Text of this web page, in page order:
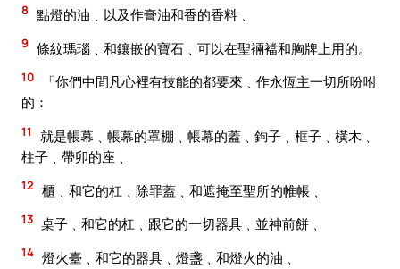
8 點燈的油﹑以及作膏油和香的香料﹑
9 條紋瑪瑙﹑和鑲嵌的寶石﹑可以在聖裲襠和胸牌上用的。
10
「你們中間凡心裡有技能的都要來﹑作永恆主一切所吩咐
的：
11
就是帳幕﹑帳幕的罩棚﹑帳幕的蓋﹑鉤子﹑框子﹑橫木﹑
柱子﹑帶卯的座﹑
12 櫃﹑和它的杠﹑除罪蓋﹑和遮掩至聖所的帷帳﹑
13 桌子﹑和它的杠﹑跟它的一切器具﹑並神前餅﹑
14 燈火臺﹑和它的器具﹑燈盞﹑和燈火的油﹑